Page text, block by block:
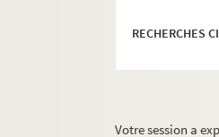
RECHERCHES
Votre session a